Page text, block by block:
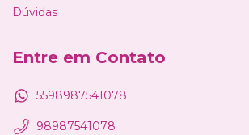
Dúvidas
Entre em Contato
5598987541078
98987541078